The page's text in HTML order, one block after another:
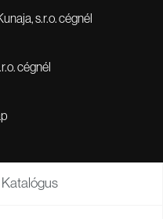
s.r.o. cégnél
cégnél
Katalógus